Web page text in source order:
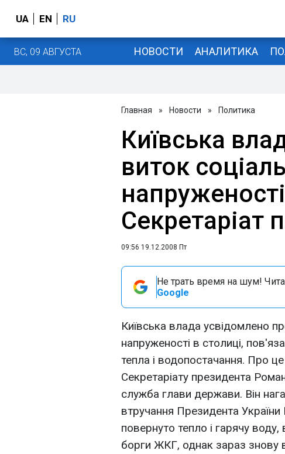
UA EN RU
ВС, 09 АВГУСТА НОВОСТИ АНАЛИТИКА
Главная » Новости » Политика
Київська
виток
Секретаріат
09:56 19.12.2008 Пт
Не трать время на шум!
Google
Київська влада усвідомлено
напруженості в столиці,
тепла і водопостачання. Про
Секретаріату президента
служба глави держави. Він
втручання Президента
повернуто тепло і гарячу воду,
борги ЖКГ, однак зараз знову